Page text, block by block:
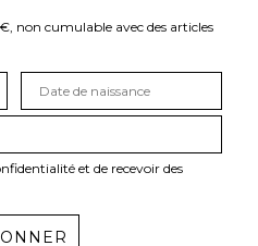
non cumulable avec des articles
et de recevoir des